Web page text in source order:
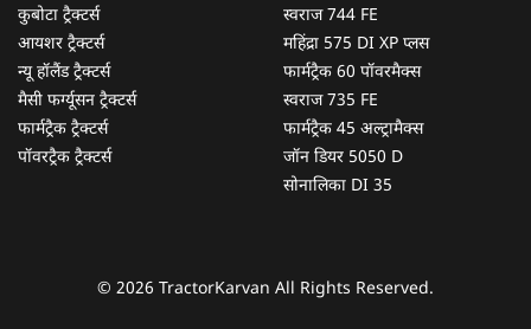
कुबोटा ट्रैक्टर्स
आयशर ट्रैक्टर्स
न्यू हॉलैंड ट्रैक्टर्स
मैसी फर्ग्यूसन ट्रैक्टर्स
फार्मट्रैक ट्रैक्टर्स
पॉवरट्रैक ट्रैक्टर्स
स्वराज 744 FE
महिंद्रा 575 DI XP प्लस
फार्मट्रैक 60 पॉवरमैक्स
स्वराज 735 FE
फार्मट्रैक 45 अल्ट्रामैक्स
जॉन डियर 5050 D
सोनालिका DI 35
© 2026 TractorKarvan All Rights Reserved.